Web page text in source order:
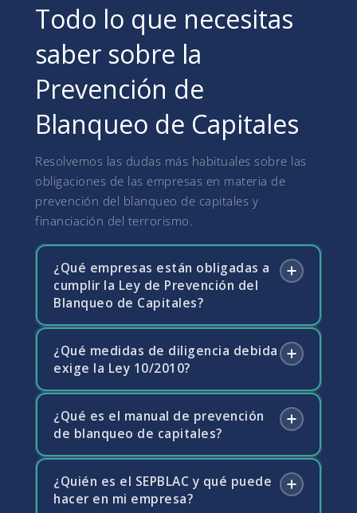
Todo lo que necesitas
saber sobre la
Prevención de
Blanqueo de Capitales
Resolvemos las dudas más habituales sobre las
obligaciones de las empresas en materia de
prevención del blanqueo de capitales y
financiación del terrorismo.
¿Qué empresas están obligadas a
cumplir la Ley de Prevención del
Blanqueo de Capitales?
La Ley 10/2010 establece una lista de sujetos
obligados que incluye entidades financieras,
aseguradoras, notarios, abogados y
procuradores en determinadas operaciones,
auditores, contables y asesores fiscales,
establecimientos de juego, y personas que
¿Qué medidas de diligencia debida
exige la Ley 10/2010?
Las medidas de diligencia debida incluyen la
identificación y verificación de la identidad de
los clientes, la identificación del titular real de
la operación, la obtención de información
sobre el propósito y naturaleza de la relación
¿Qué es el manual de prevención
de blanqueo de capitales?
El manual de prevención es el documento
interno que recoge las políticas,
¿Quién es el SEPBLAC y qué puede
hacer en mi empresa?